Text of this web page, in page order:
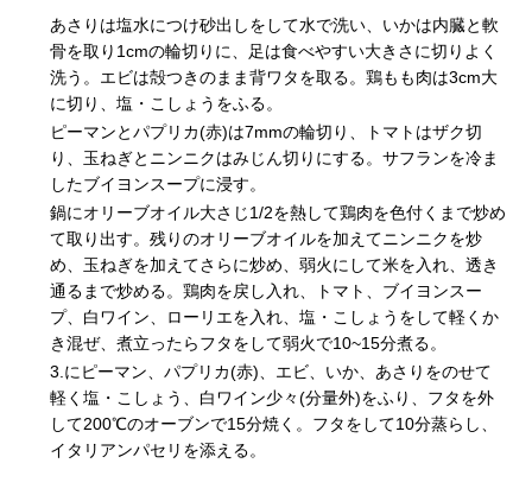
あさりは塩水につけ砂出しをして水で洗い、いかは内臓と軟
骨を取り1cmの輪切りに、足は食べやすい大きさに切りよく
洗う。エビは殻つきのまま背ワタを取る。鶏もも肉は3cm大
に切り、塩・こしょうをふる。
ピーマンとパプリカ(赤)は7mmの輪切り、トマトはザク切
り、玉ねぎとニンニクはみじん切りにする。サフランを冷ま
したブイヨンスープに浸す。
鍋にオリーブオイル大さじ1/2を熱して鶏肉を色付くまで炒め
て取り出す。残りのオリーブオイルを加えてニンニクを炒
め、玉ねぎを加えてさらに炒め、弱火にして米を入れ、透き
通るまで炒める。鶏肉を戻し入れ、トマト、ブイヨンスー
プ、白ワイン、ローリエを入れ、塩・こしょうをして軽くか
き混ぜ、煮立ったらフタをして弱火で10~15分煮る。
3.にピーマン、パプリカ(赤)、エビ、いか、あさりをのせて
軽く塩・こしょう、白ワイン少々(分量外)をふり、フタを外
して200℃のオーブンで15分焼く。フタをして10分蒸らし、
イタリアンパセリを添える。